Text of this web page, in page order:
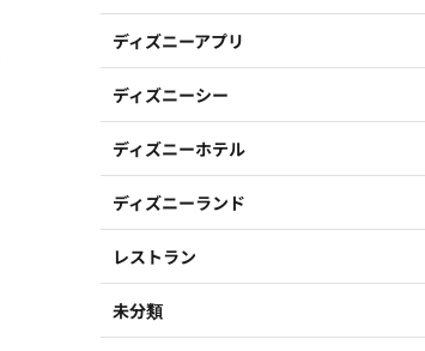
ディズニーアプリ
ディズニーシー
ディズニーホテル
ディズニーランド
レストラン
未分類